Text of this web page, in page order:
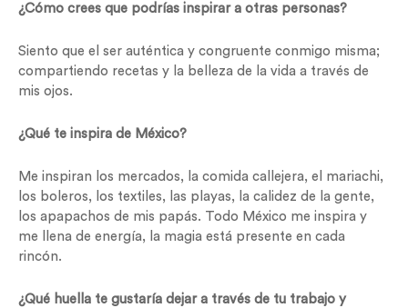
¿Cómo crees que podrías inspirar a otras personas?
Siento que el ser auténtica y congruente conmigo misma;
compartiendo recetas y la belleza de la vida a través de
mis ojos.
¿Qué te inspira de México?
Me inspiran los mercados, la comida callejera, el mariachi,
los boleros, los textiles, las playas, la calidez de la gente,
los apapachos de mis papás. Todo México me inspira y
me llena de energía, la magia está presente en cada
rincón.
¿Qué huella te gustaría dejar a través de tu trabajo y